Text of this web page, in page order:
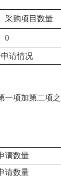
采购项目数量
0
请情况
一项加第二项之
请数量
请数量